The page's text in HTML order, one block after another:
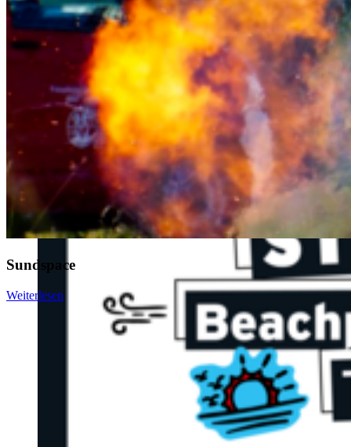
Sundspace
Weiterlesen